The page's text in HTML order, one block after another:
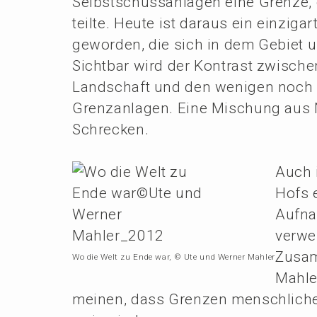
teilte. Heute ist daraus ein
gewor­den, die sich in dem Gebiet
Sicht­bar wird der Kontrast
Landschaft und den wenigen
Grenz­an­la­gen. Eine Mischung
Schrecken.
Wo die Welt zu Ende war, © Ute und Werner Mahler
Auch
Hofs
meinen, dass Grenzen